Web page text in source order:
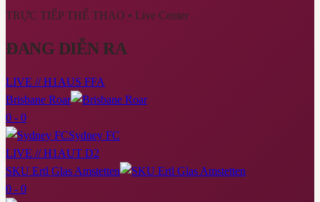
TRỰC TIẾP THỂ THAO • Live Center
ĐANG DIỄN RA
LIVE // H1 AUS FFA
Brisbane Roar
0 - 0
Sydney FC
LIVE // H1 AUT D2
SKU Ertl Glas Amstetten
0 - 0